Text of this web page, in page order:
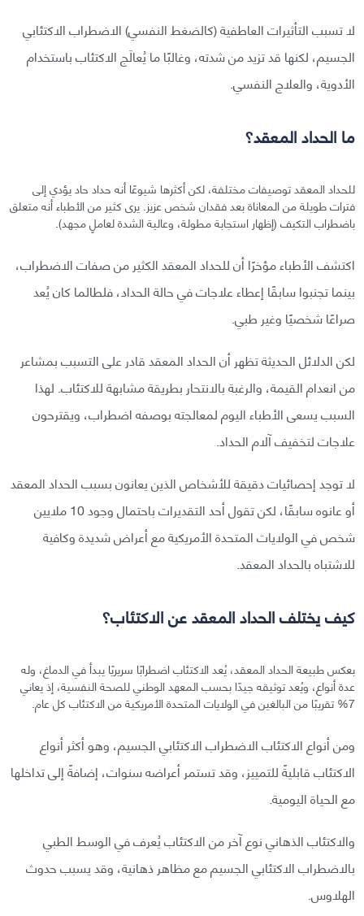
لا تسبب التأثيرات العاطفية (كالضغط النفسي) الاضطراب الاكتئابي
الجسيم، لكنها قد تزيد من شدته، وغالبًا ما يُعالَج الاكتئاب باستخدام
الأدوية، والعلاج النفسي.
ما الحداد المعقد؟
للحداد المعقد توصيفات مختلفة، لكن أكثرها شيوعًا أنه حداد حاد يؤدي إلى
فترات طويلة من المعاناة بعد فقدان شخص عزيز. يرى كثير من الأطباء أنه متعلق
باضطراب التكيف (إظهار استجابة مطولة، وعالية الشدة لعاملٍ مجهد).
اكتشف الأطباء مؤخرًا أن للحداد المعقد الكثير من صفات الاضطراب،
بينما تجنبوا سابقًا إعطاء علاجات في حالة الحداد، فلطالما كان يُعد
صراعًا شخصيًا وغير طبي.
لكن الدلائل الحديثة تظهر أن الحداد المعقد قادر على التسبب بمشاعر
من انعدام القيمة، والرغبة بالانتحار بطريقة مشابهة للاكتئاب. لهذا
السبب يسعى الأطباء اليوم لمعالجته بوصفه اضطراب، ويقترحون
علاجات لتخفيف آلام الحداد.
لا توجد إحصائيات دقيقة للأشخاص الذين يعانون بسبب الحداد المعقد
أو عانوه سابقًا، لكن تقول أحد التقديرات باحتمال وجود 10 ملايين
شخص في الولايات المتحدة الأمريكية مع أعراض شديدة وكافية
للاشتباه بالحداد المعقد.
كيف يختلف الحداد المعقد عن الاكتئاب؟
بعكس طبيعة الحداد المعقد، يُعد الاكتئاب اضطرابًا سريريًا يبدأ في الدماغ، وله
عدة أنواع، ويُعد توثيقه جيدًا بحسب المعهد الوطني للصحة النفسية، إذ يعاني
7% تقريبًا من البالغين في الولايات المتحدة الأمريكية من الاكتئاب كل عام.
ومن أنواع الاكتئاب الاضطراب الاكتئابي الجسيم، وهو أكثر أنواع
الاكتئاب قابليةً للتمييز، وقد تستمر أعراضه سنوات، إضافةً إلى تداخلها
مع الحياة اليومية.
والاكتئاب الذهاني نوع آخر من الاكتئاب يُعرف في الوسط الطبي
بالاضطراب الاكتئابي الجسيم مع مظاهر ذهانية، وقد يسبب حدوث
الهلاوس.